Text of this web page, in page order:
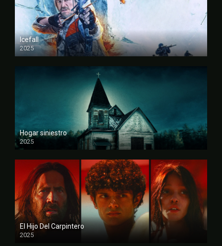
Icefall
2025
FULL HD
Hogar siniestro
2025
FULL HD
El Hijo Del Carpintero
2025
FULL HD